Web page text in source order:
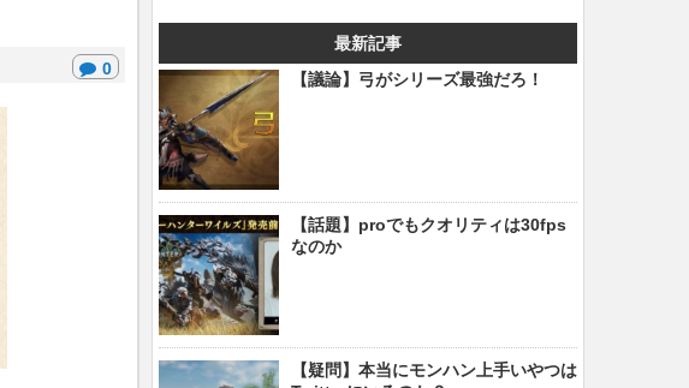
0
最新記事
【議論】弓がシリーズ最強だろ！
【話題】proでもクオリティは30fps
なのか
【疑問】本当にモンハン上手いやつは